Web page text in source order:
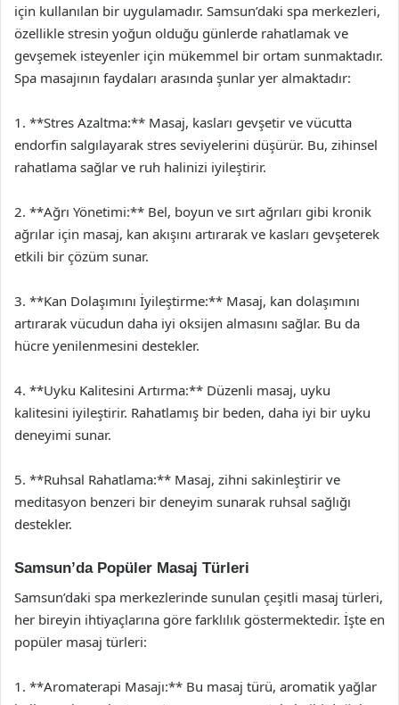
için kullanılan bir uygulamadır. Samsun’daki spa merkezleri,
özellikle stresin yoğun olduğu günlerde rahatlamak ve
gevşemek isteyenler için mükemmel bir ortam sunmaktadır.
Spa masajının faydaları arasında şunlar yer almaktadır:
1. **Stres Azaltma:** Masaj, kasları gevşetir ve vücutta
endorfin salgılayarak stres seviyelerini düşürür. Bu, zihinsel
rahatlama sağlar ve ruh halinizi iyileştirir.
2. **Ağrı Yönetimi:** Bel, boyun ve sırt ağrıları gibi kronik
ağrılar için masaj, kan akışını artırarak ve kasları gevşeterek
etkili bir çözüm sunar.
3. **Kan Dolaşımını İyileştirme:** Masaj, kan dolaşımını
artırarak vücudun daha iyi oksijen almasını sağlar. Bu da
hücre yenilenmesini destekler.
4. **Uyku Kalitesini Artırma:** Düzenli masaj, uyku
kalitesini iyileştirir. Rahatlamış bir beden, daha iyi bir uyku
deneyimi sunar.
5. **Ruhsal Rahatlama:** Masaj, zihni sakinleştirir ve
meditasyon benzeri bir deneyim sunarak ruhsal sağlığı
destekler.
Samsun’da Popüler Masaj Türleri
Samsun’daki spa merkezlerinde sunulan çeşitli masaj türleri,
her bireyin ihtiyaçlarına göre farklılık göstermektedir. İşte en
popüler masaj türleri:
1. **Aromaterapi Masajı:** Bu masaj türü, aromatik yağlar